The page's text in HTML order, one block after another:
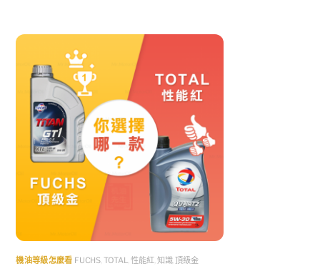
機油等級怎麼看 FUCHS TOTAL 性能紅, 知識, 頂級金